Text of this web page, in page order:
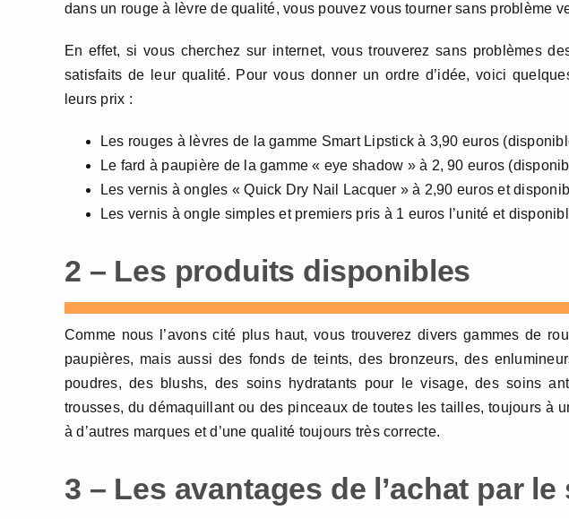
dans un rouge à lèvre de qualité, vous pouvez vous tourner sans problème
En effet, si vous cherchez sur internet, vous trouverez sans problèmes
satisfaits de leur qualité. Pour vous donner un ordre d’idée, voici
leurs prix :
Les rouges à lèvres de la gamme Smart Lipstick à 3,90 euros
Le fard à paupière de la gamme « eye shadow » à 2, 90 euros
Les vernis à ongles « Quick Dry Nail Lacquer » à 2,90 euros et
Les vernis à ongle simples et premiers pris à 1 euros l’unité et
2 – Les produits disponibles
Comme nous l’avons cité plus haut, vous trouverez divers gammes de
paupières, mais aussi des fonds de teints, des bronzeurs, des
poudres, des blushs, des soins hydratants pour le visage, des soins
trousses, du démaquillant ou des pinceaux de toutes les tailles, toujours à
à d’autres marques et d’une qualité toujours très correcte.
3 – Les avantages de l’achat par le